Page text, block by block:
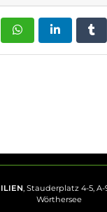
, Stauderplatz 4-5,
Wörthersee